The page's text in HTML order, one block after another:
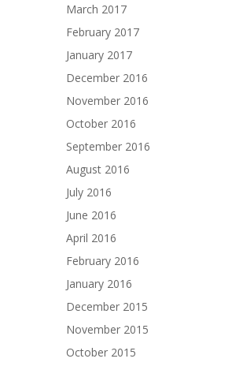
March 2017
February 2017
January 2017
December 2016
November 2016
October 2016
September 2016
August 2016
July 2016
June 2016
April 2016
February 2016
January 2016
December 2015
November 2015
October 2015